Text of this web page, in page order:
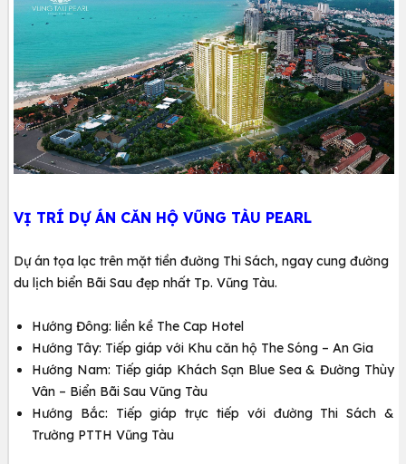
VỊ TRÍ DỰ ÁN CĂN HỘ VŨNG TÀU PEARL
Dự án tọa lạc trên mặt tiền đường Thi Sách, ngay cung đường
du lịch biển Bãi Sau đẹp nhất Tp. Vũng Tàu.
Hướng Đông: liền kề The Cap Hotel
Hướng Tây: Tiếp giáp với Khu căn hộ The Sóng – An Gia
Hướng Nam: Tiếp giáp Khách Sạn Blue Sea & Đường Thùy
Vân – Biển Bãi Sau Vũng Tàu
Hướng Bắc: Tiếp giáp trực tiếp với đường Thi Sách &
Trường PTTH Vũng Tàu